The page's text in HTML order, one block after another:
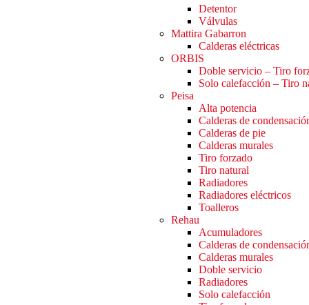
Detentor
Válvulas
Mattira Gabarron
Calderas eléctricas
ORBIS
Doble servicio – Tiro
Solo calefacción – Tiro
Peisa
Alta potencia
Calderas de
Calderas de pie
Calderas murales
Tiro forzado
Tiro natural
Radiadores
Radiadores eléctricos
Toalleros
Rehau
Acumuladores
Calderas de
Calderas murales
Doble servicio
Radiadores
Solo calefacción